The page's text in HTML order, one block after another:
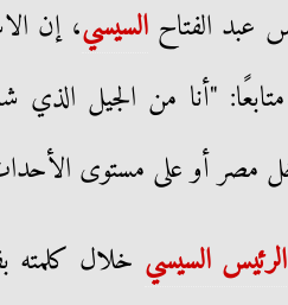
عبد الفتاحالسيسي، إن
متابعًا: "أنا من الجيل
مصر أو على مستوى
الرئيس السيسي خلال كلمته